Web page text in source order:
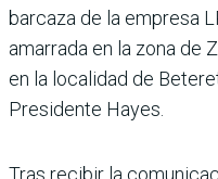
barcaza de la empresa
amarrada en la zona de
en la localidad de
Presidente Hayes.
Tras recibir la